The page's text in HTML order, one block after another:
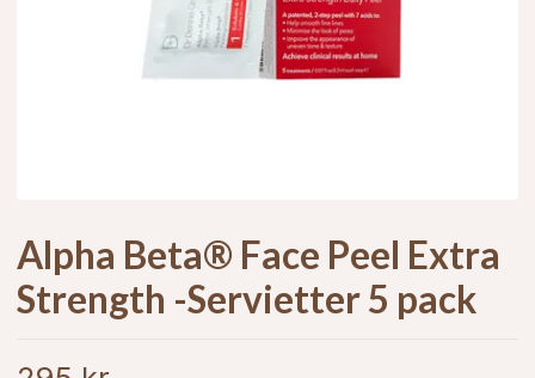
Alpha Beta® Face Peel Extra
Strength -Servietter 5 pack